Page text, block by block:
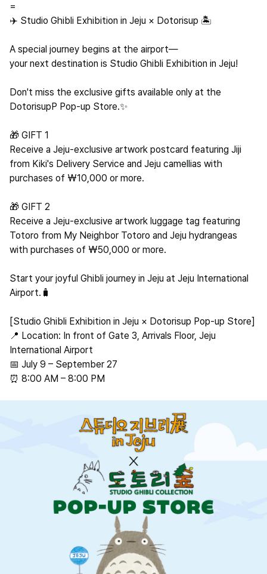
=
✈️ Studio Ghibli Exhibition in Jeju × Dotorisup 🏝️
A special journey begins at the airport—
your next destination is Studio Ghibli Exhibition in Jeju!
Don't miss the exclusive gifts available only at the
DotorisupP Pop-up Store.✨
🎁 GIFT 1
Receive a Jeju-exclusive artwork postcard featuring Jiji
from Kiki's Delivery Service and Jeju camellias with
purchases of ₩10,000 or more.
🎁 GIFT 2
Receive a Jeju-exclusive artwork luggage tag featuring
Totoro from My Neighbor Totoro and Jeju hydrangeas
with purchases of ₩50,000 or more.
Start your joyful Ghibli journey in Jeju at Jeju International
Airport.🧳
[Studio Ghibli Exhibition in Jeju × Dotorisup Pop-up Store]
📍 Location: In front of Gate 3, Arrivals Floor, Jeju
International Airport
📅 July 9 – September 27
⏰ 8:00 AM – 8:00 PM